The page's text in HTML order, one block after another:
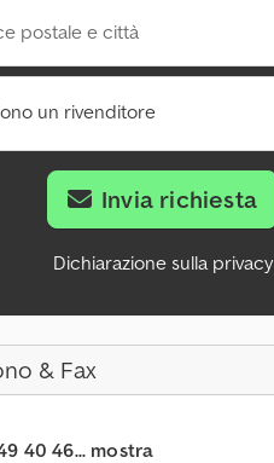
postale e città
un rivenditore
Invia richiesta
Dichiarazione sulla privacy
& Fax
40 46... mostra